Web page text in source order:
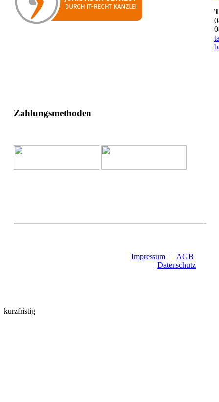
Zahlungsmethoden
Impressum | AGB
| Datenschutz
kurzfristig